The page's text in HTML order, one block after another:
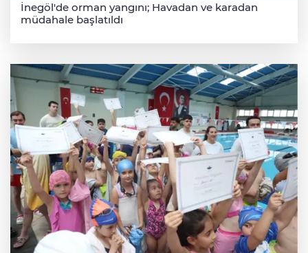
İnegöl'de orman yangını; Havadan ve karadan
müdahale başlatıldı